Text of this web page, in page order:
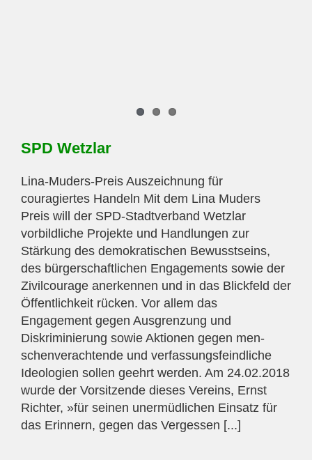
SPD Wetzlar
Lina-Muders-Preis Auszeichnung für
couragiertes Handeln Mit dem Lina Mu­ders
Preis will der SPD-Stadtverband Wetzlar
vorbildliche Projekte und Hand­lungen zur
Stärkung des demokratischen Bewusstseins,
des bürgerschaftlichen Engage­ments sowie der
Zivilcourage anerkennen und in das Blickfeld der
Öffentlichkeit rücken. Vor allem das
Engagement gegen Ausgrenzung und
Diskriminierung sowie Aktionen gegen men­
schenverachtende und verfassungsfeindliche
Ideologien sollen geehrt werden. Am 24.02.2018
wurde der Vorsitzende dieses Vereins, Ernst
Richter, »für seinen unermüdlichen Einsatz für
das Erinnern, gegen das Vergessen [...]